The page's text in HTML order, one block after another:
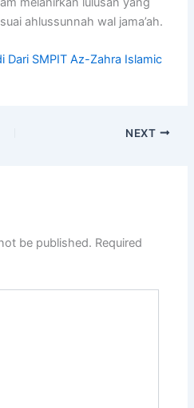
ahlussunnah wal jama’ah.
Dari SMPIT Az-Zahra Islamic
NEXT
be published. Required